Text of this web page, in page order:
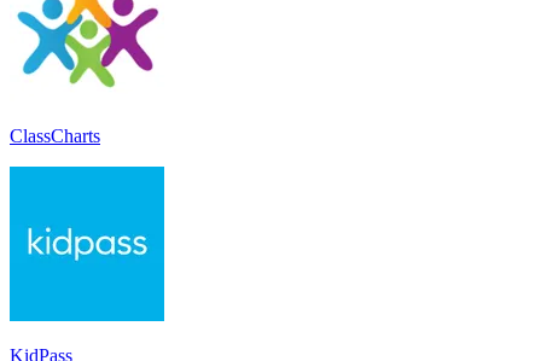
ClassCharts
KidPass